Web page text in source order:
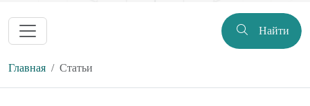
Найти
Главная Статьи